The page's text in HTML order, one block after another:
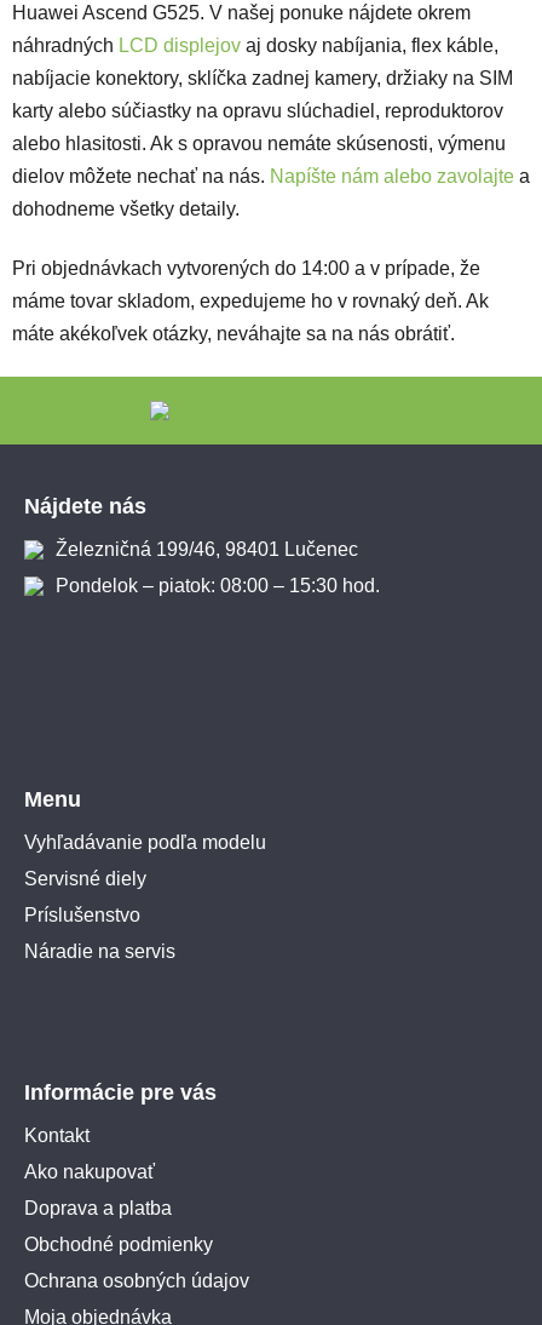
Huawei Ascend G525. V našej ponuke nájdete okrem
náhradných LCD displejov aj dosky nabíjania, flex káble,
nabíjacie konektory, sklíčka zadnej kamery, držiaky na SIM
karty alebo súčiastky na opravu slúchadiel, reproduktorov
alebo hlasitosti. Ak s opravou nemáte skúsenosti, výmenu
dielov môžete nechať na nás. Napíšte nám alebo zavolajte a
dohodneme všetky detaily.
Pri objednávkach vytvorených do 14:00 a v prípade, že
máme tovar skladom, expedujeme ho v rovnaký deň. Ak
máte akékoľvek otázky, neváhajte sa na nás obrátiť.
Nájdete nás
Železničná 199/46, 98401 Lučenec
Pondelok – piatok: 08:00 – 15:30 hod.
Menu
Vyhľadávanie podľa modelu
Servisné diely
Príslušenstvo
Náradie na servis
Informácie pre vás
Kontakt
Ako nakupovať
Doprava a platba
Obchodné podmienky
Ochrana osobných údajov
Moja objednávka